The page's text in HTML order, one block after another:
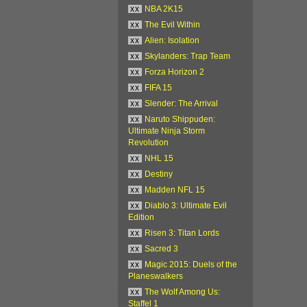
xx
NBA 2K15
xx
The Evil Within
xx
Alien: Isolation
xx
Skylanders: Trap Team
xx
Forza Horizon 2
xx
FIFA 15
xx
Slender: The Arrival
xx
Naruto Shippuden:
Ultimate Ninja Storm
Revolution
xx
NHL 15
xx
Destiny
xx
Madden NFL 15
xx
Diablo 3: Ultimate Evil
Edition
xx
Risen 3: Titan Lords
xx
Sacred 3
xx
Magic 2015: Duels of the
Planeswalkers
xx
The Wolf Among Us:
Staffel 1